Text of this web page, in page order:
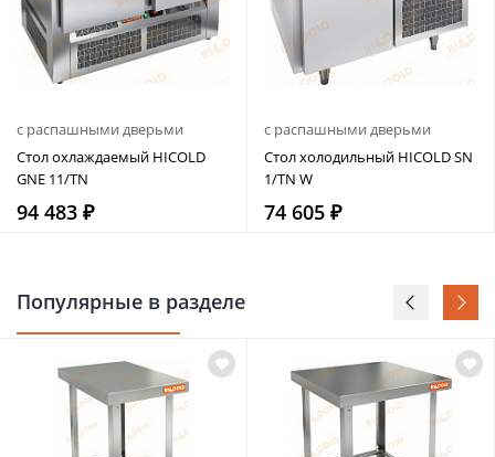
с распашными дверьми
Стол охлаждаемый HICOLD
GNE 11/TN
94 483 ₽
с распашными дверьми
Стол холодильный HICOLD SN
1/TN W
74 605 ₽
Популярные в разделе